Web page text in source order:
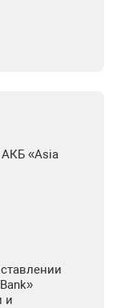
АКБ «Asia
и